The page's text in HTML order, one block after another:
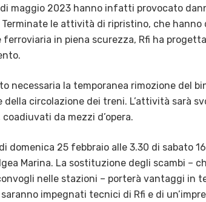
maggio 2023 hanno infatti provocato
le attività di ripristino, che hanno
ferroviaria in piena scurezza, Rfi ha
necessaria la temporanea rimozione del
della circolazione dei treni. L’attività sarà
da mezzi d’opera.
domenica 25 febbraio alle 3.30 di sabato
Marina. La sostituzione degli scambi –
nelle stazioni – porterà vantaggi in
impegnati tecnici di Rfi e di